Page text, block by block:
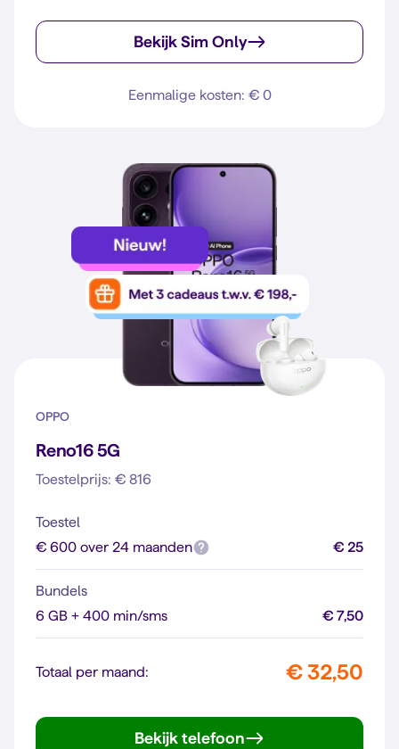
Bekijk Sim Only
Eenmalige kosten: € 0
OPPO
Reno16 5G
Toestelprijs: € 816
Toestel
€ 600 over 24 maanden
€ 25
Bundels
6 GB + 400 min/sms
€ 7,50
Totaal per maand: € 32,50
Bekijk telefoon